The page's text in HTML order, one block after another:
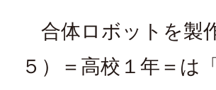
合体ロボットを製
５）＝高校１年＝は